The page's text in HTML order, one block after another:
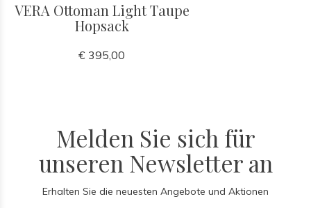
VERA Ottoman Light Taupe
Hopsack
€ 395,00
Melden Sie sich für
unseren Newsletter an
Erhalten Sie die neuesten Angebote und Aktionen